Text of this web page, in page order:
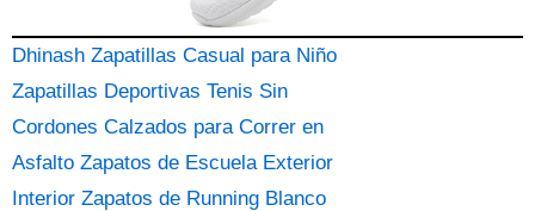
Dhinash Zapatillas Casual para Niño
Zapatillas Deportivas Tenis Sin
Cordones Calzados para Correr en
Asfalto Zapatos de Escuela Exterior
Interior Zapatos de Running Blanco